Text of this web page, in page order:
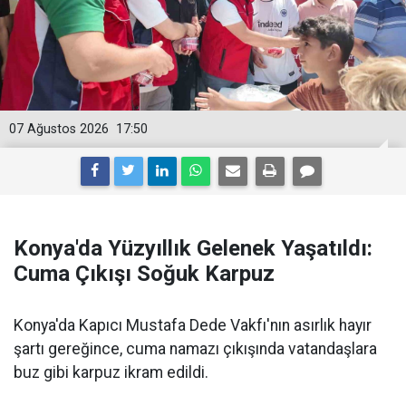
17:50
07 Ağustos 2026
Konya'da Yüzyıllık Gelenek Yaşatıldı:
Cuma Çıkışı Soğuk Karpuz
Konya'da Kapıcı Mustafa Dede Vakfı'nın asırlık hayır
şartı gereğince, cuma namazı çıkışında vatandaşlara
buz gibi karpuz ikram edildi.